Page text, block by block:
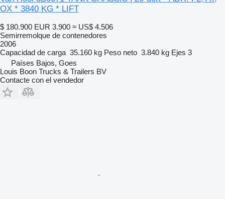
OX * 3840 KG * LIFT
$ 180.900 EUR 3.900 ≈ US$ 4.506
Semirremolque de contenedores
2006
Capacidad de carga 35.160 kg Peso neto 3.840 kg Ejes 3
Países Bajos, Goes
Louis Boon Trucks & Trailers BV
Contacte con el vendedor